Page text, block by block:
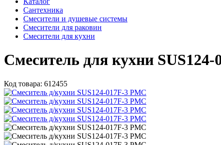
Сантехника
Смесители и душевые системы
Смесители для раковин
Смесители для кухни
Смеситель для кухни
Код товара: 612455